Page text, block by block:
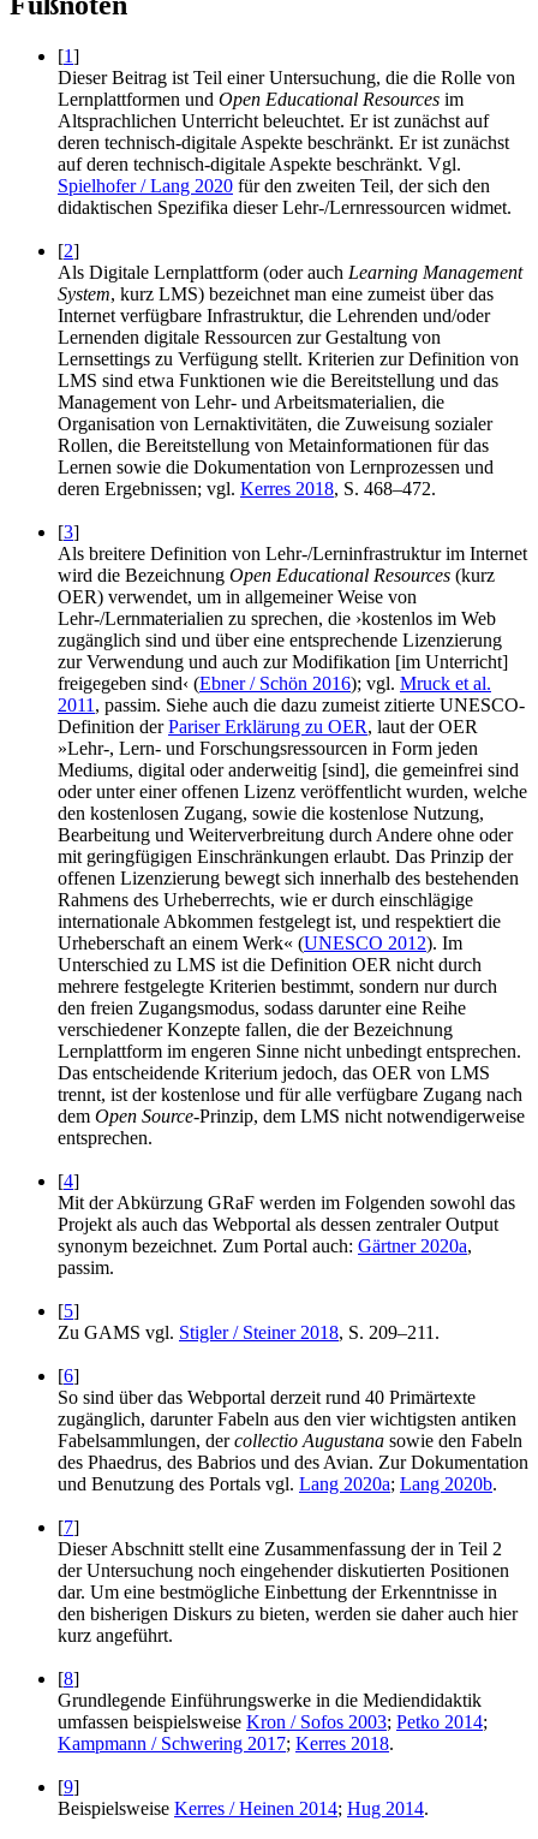
[1]
Dieser Beitrag ist Teil einer Untersuchung, die die Rolle von
Lernplattformen und Open Educational Resources im
Altsprachlichen Unterricht beleuchtet. Er ist zunächst auf
deren technisch-digitale Aspekte beschränkt. Er ist zunächst
auf deren technisch-digitale Aspekte beschränkt. Vgl.
Spielhofer / Lang 2020 für den zweiten Teil, der sich den
didaktischen Spezifika dieser Lehr-/Lernressourcen widmet.
[2]
Als Digitale Lernplattform (oder auch Learning Management
System, kurz LMS) bezeichnet man eine zumeist über das
Internet verfügbare Infrastruktur, die Lehrenden und/oder
Lernenden digitale Ressourcen zur Gestaltung von
Lernsettings zu Verfügung stellt. Kriterien zur Definition von
LMS sind etwa Funktionen wie die Bereitstellung und das
Management von Lehr- und Arbeitsmaterialien, die
Organisation von Lernaktivitäten, die Zuweisung sozialer
Rollen, die Bereitstellung von Metainformationen für das
Lernen sowie die Dokumentation von Lernprozessen und
deren Ergebnissen; vgl. Kerres 2018, S. 468–472.
[3]
Als breitere Definition von Lehr-/Lerninfrastruktur im Internet
wird die Bezeichnung Open Educational Resources (kurz
OER) verwendet, um in allgemeiner Weise von
Lehr-/Lernmaterialien zu sprechen, die ›kostenlos im Web
zugänglich sind und über eine entsprechende Lizenzierung
zur Verwendung und auch zur Modifikation [im Unterricht]
freigegeben sind‹ (Ebner / Schön 2016); vgl. Mruck et al.
2011 , passim. Siehe auch die dazu zumeist zitierte UNESCO-
Definition derPariser Erklärung zu OER, laut der OER
»Lehr-, Lern- und Forschungsressourcen in Form jeden
Mediums, digital oder anderweitig [sind], die gemeinfrei sind
oder unter einer offenen Lizenz veröffentlicht wurden, welche
den kostenlosen Zugang, sowie die kostenlose Nutzung,
Bearbeitung und Weiterverbreitung durch Andere ohne oder
mit geringfügigen Einschränkungen erlaubt. Das Prinzip der
offenen Lizenzierung bewegt sich innerhalb des bestehenden
Rahmens des Urheberrechts, wie er durch einschlägige
internationale Abkommen festgelegt ist, und respektiert die
Urheberschaft an einem Werk« (UNESCO 2012). Im
Unterschied zu LMS ist die Definition OER nicht durch
mehrere festgelegte Kriterien bestimmt, sondern nur durch
den freien Zugangsmodus, sodass darunter eine Reihe
verschiedener Konzepte fallen, die der Bezeichnung
Lernplattform im engeren Sinne nicht unbedingt entsprechen.
Das entscheidende Kriterium jedoch, das OER von LMS
trennt, ist der kostenlose und für alle verfügbare Zugang nach
dem Open Source-Prinzip, dem LMS nicht notwendigerweise
entsprechen.
[4]
Mit der Abkürzung GRaF werden im Folgenden sowohl das
Projekt als auch das Webportal als dessen zentraler Output
synonym bezeichnet. Zum Portal auch: Gärtner 2020a,
passim.
[5]
Zu GAMS vgl. Stigler / Steiner 2018, S. 209–211.
[6]
So sind über das Webportal derzeit rund 40 Primärtexte
zugänglich, darunter Fabeln aus den vier wichtigsten antiken
Fabelsammlungen, dercollectio Augustana sowie den Fabeln
des Phaedrus, des Babrios und des Avian. Zur Dokumentation
und Benutzung des Portals vgl. Lang 2020a; Lang 2020b.
[7]
Dieser Abschnitt stellt eine Zusammenfassung der in Teil 2
der Untersuchung noch eingehender diskutierten Positionen
dar. Um eine bestmögliche Einbettung der Erkenntnisse in
den bisherigen Diskurs zu bieten, werden sie daher auch hier
kurz angeführt.
[8]
Grundlegende Einführungswerke in die Mediendidaktik
umfassen beispielsweise Kron / Sofos 2003; Petko 2014;
Kampmann / Schwering 2017; Kerres 2018.
[9]
Beispielsweise Kerres / Heinen 2014; Hug 2014.